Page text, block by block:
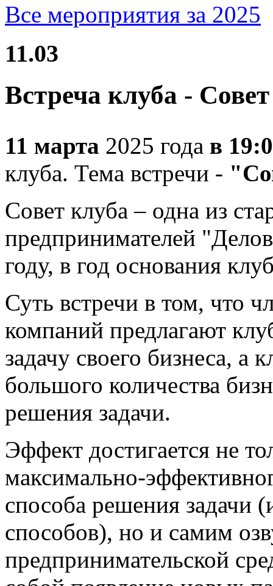
Все мероприятия за 2025
11.03
Встреча клуба -
11 марта 2025 года в
клуба. Тема встречи -
Совет клуба – одна из
предпринимателей
году, в год основания
Суть встречи в том, что
компаний предлагают
задачу своего бизнеса, а
большого количества
решения задачи.
Эффект достигается не
максимально-
способа решения задачи
способов), но и самим
предпринимательской